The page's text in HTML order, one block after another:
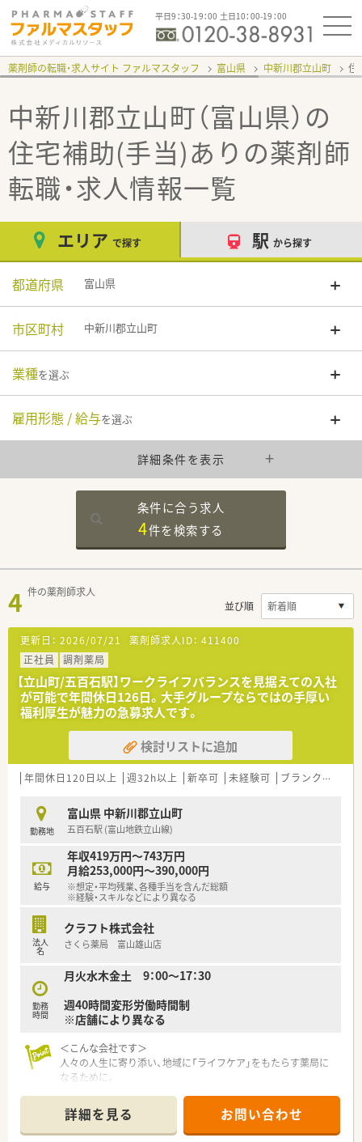
平日9：30-19：00 土日10：00-19：00
薬剤師の転職・求人サイト ファルマスタッフ 富山県 中新川郡立山町 住
中新川郡立山町（富山県）の
住宅補助(手当)あり の薬剤師
転職・求人情報一覧
エリア で探す 駅 から探す
都道府県 富山県
市区町村 中新川郡立山町
業種を選ぶ
雇用形態 / 給与を選ぶ
詳細条件を表示
条件に合う求人
4件を検索する
4 件の薬剤師求人
並び順
更新日： 2026/07/21 薬剤師求人ID： 411400
正社員
調剤薬局
【立山町/五百石駅】ワークライフバランスを見据えての入社
が可能で年間休日126日。大手グループならではの手厚い
福利厚生が魅力の急募求人です。
検討リストに追加
年間休日120日以上 週32h以上 新卒可 未経験可 ブランク可
勤務地
富山県 中新川郡立山町
五百石駅 (富山地鉄立山線)
給与
年収419万円～743万円
月給253,000円～390,000円
※想定・平均残業、各種手当を含んだ総額
※経験・スキルなどにより異なる
法人
名
クラフト株式会社
さくら薬局 富山雄山店
勤務
時間
月火水木金土 9：00～17：30
週40時間変形労働時間制
※店舗により異なる
＜こんな会社です＞
人々の人生に寄り添い、地域に「ライフケア」をもたらす薬局に
なるために。
りひとりの人生に寄り添い、質の高い医療サービスを届ける薬剤
師を求め育てています。
詳細を見る お問い合わせ